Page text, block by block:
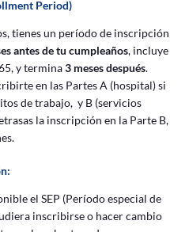
Period)
tienes un período de inscripción
antes de tu cumpleaños, incluye
y termina3 meses después.
en las Partes A (hospital) si
de trabajo, y B (servicios
la inscripción en la Parte B,
el SEP (Período especial de
inscribirse o hacer cambio